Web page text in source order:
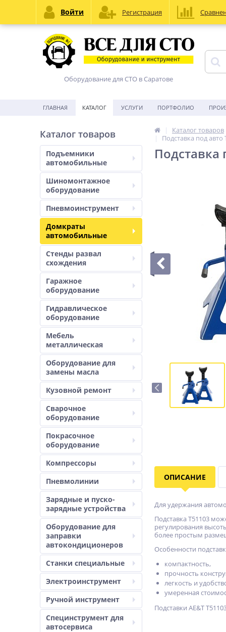
Оборудование для СТО в Саратове
ГЛАВНАЯ КАТАЛОГ УСЛУГИ ПОРТФОЛИО
Каталог товаров
Подъемники
автомобильные
Шиномонтажное
оборудование
Пневмоинструмент
Домкраты
автомобильные
Стенды развал
схождения
Гаражное
оборудование
Гидравлическое
оборудование
Мебель
металлическая
Оборудование для
замены масла
Кузовной ремонт
Сварочное
оборудование
Покрасочное
оборудование
Компрессоры
Пневмолинии
Зарядные и пуско-
зарядные устройства
Оборудование для
заправки
автокондиционеров
Станки специальные
Электроинструмент
Ручной инструмент
Специнструмент для
автосервиса
Каталог товаров
Подставка под авто
Подставка
ОПИСАНИЕ
Для удержания
Подставка T51103
регулирования
более простым
Особенности
компактность,
прочность
легкость и
умеренная
Подставки AE&T
Войти Регистрация